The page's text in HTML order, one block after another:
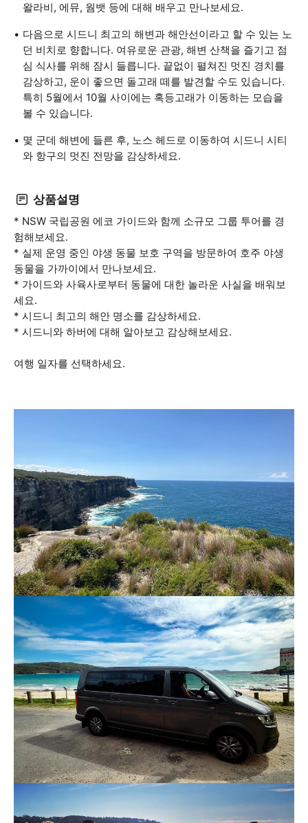
왈라비, 에뮤, 웜뱃 등에 대해 배우고 만나보세요.
다음으로 시드니 최고의 해변과 해안선이라고 할 수 있는 노
던 비치로 향합니다. 여유로운 관광, 해변 산책을 즐기고 점
심 식사를 위해 잠시 들릅니다. 끝없이 펼쳐진 멋진 경치를
감상하고, 운이 좋으면 돌고래 떼를 발견할 수도 있습니다.
특히 5월에서 10월 사이에는 혹등고래가 이동하는 모습을
볼 수 있습니다.
몇 군데 해변에 들른 후, 노스 헤드로 이동하여 시드니 시티
와 항구의 멋진 전망을 감상하세요.
상품설명
* NSW 국립공원 에코 가이드와 함께 소규모 그룹 투어를 경
험해보세요.
* 실제 운영 중인 야생 동물 보호 구역을 방문하여 호주 야생
동물을 가까이에서 만나보세요.
* 가이드와 사육사로부터 동물에 대한 놀라운 사실을 배워보
세요.
* 시드니 최고의 해안 명소를 감상하세요.
* 시드니와 하버에 대해 알아보고 감상해보세요.
여행 일자를 선택하세요.